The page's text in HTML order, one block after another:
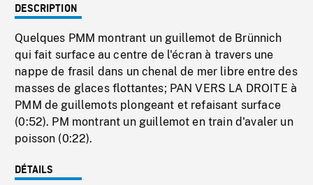
DESCRIPTION
Quelques PMM montrant un guillemot de Brünnich
qui fait surface au centre de l'écran à travers une
nappe de frasil dans un chenal de mer libre entre des
masses de glaces flottantes; PAN VERS LA DROITE à
PMM de guillemots plongeant et refaisant surface
(0:52). PM montrant un guillemot en train d'avaler un
poisson (0:22).
DÉTAILS